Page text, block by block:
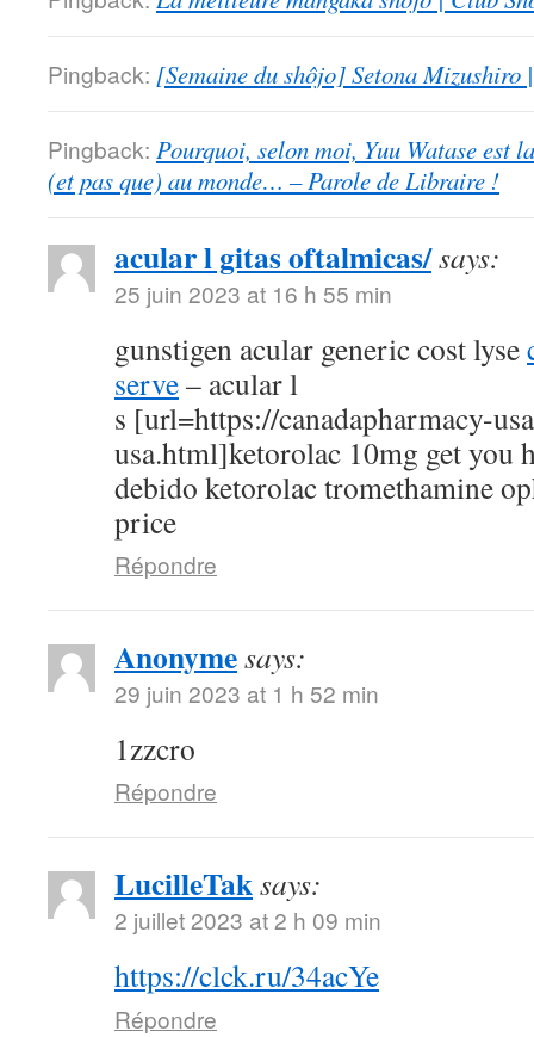
Pingback: [Semaine du shôjo] Setona Mizushiro
Pingback: Pourquoi, selon moi, Yuu Watase est
(et pas que) au monde… – Parole de Libraire !
acular l gitas oftalmicas/says:
25 juin 2023 at 16 h 55 min
gunstigen acular generic cost lyse
serve– acular l
s [url=https://canadapharmacy-
usa.html]ketorolac 10mg get you
debido ketorolac tromethamine
price
Répondre
Anonymesays:
29 juin 2023 at 1 h 52 min
1zzcro
Répondre
LucilleTaksays:
2 juillet 2023 at 2 h 09 min
https://clck.ru/34acYe
Répondre